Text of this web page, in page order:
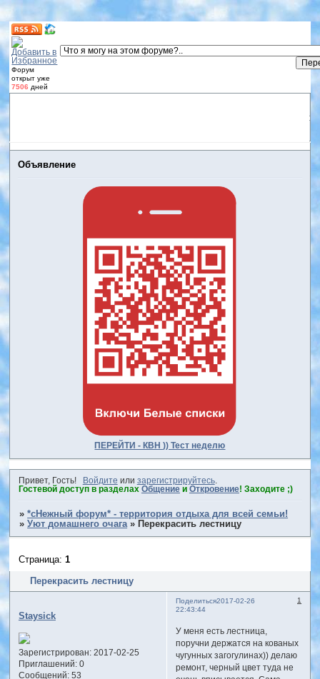
Форум
открыт уже
7506 дней
Объявление
ПЕРЕЙТИ - КВН )) Тест неделю
Привет, Гость! Войдите или зарегистрируйтесь.
Гостевой доступ в разделах Общениеи Откровение! Заходите ;)
»*сНежный форум* - территория отдыха для всей семьи!
»Уют домашнего очага » Перекрасить лестницу
Перекрасить лестницу
Страница:1
Поделиться 1
2017-02-26
22:43:44
Staysick
Зарегистрирован: 2017-02-25
Приглашений:0
Сообщений:53
У меня есть лестница,
поручни держатся на кованых
чугунных загогулинах)) делаю
ремонт, черный цвет туда не